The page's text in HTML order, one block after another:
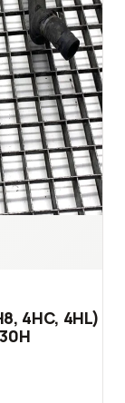
4HC, 4HL)